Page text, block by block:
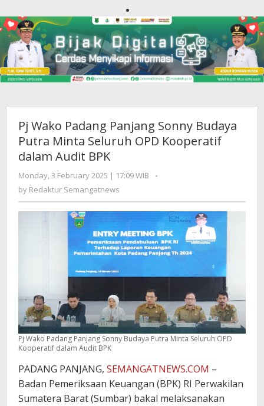
Pj Wako Padang Panjang Sonny Budaya
Putra Minta Seluruh OPD Kooperatif
dalam Audit BPK
Monday, 3 February 2025 | 17:09 WIB
by
-
by Redaktur Semangatnews
Pj Wako Padang Panjang Sonny Budaya Putra Minta Seluruh OPD
Kooperatif dalam Audit BPK
PADANG PANJANG, SEMANGATNEWS.COM –
Badan Pemeriksaan Keuangan (BPK) RI Perwakilan
Sumatera Barat (Sumbar) bakal melaksanakan